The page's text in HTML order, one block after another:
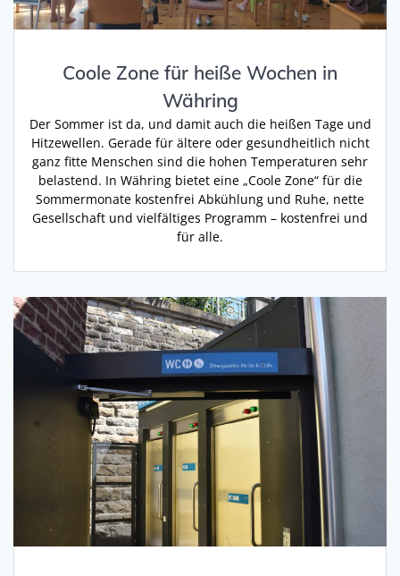
Coole Zone für heiße Wochen in
Währing
Der Sommer ist da, und damit auch die heißen Tage und
Hitzewellen. Gerade für ältere oder gesundheitlich nicht
ganz fitte Menschen sind die hohen Temperaturen sehr
belastend. In Währing bietet eine „Coole Zone“ für die
Sommermonate kostenfrei Abkühlung und Ruhe, nette
Gesellschaft und vielfältiges Programm – kostenfrei und
für alle.